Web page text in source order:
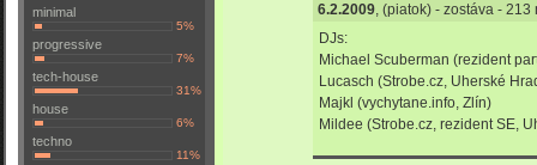
minimal
5%
progressive
7%
tech-house
31%
house
6%
techno
11%
6.2.2009, (piatok) - zostáva - 213
DJs:
Michael Scuberman (rezident
Lucasch (Strobe.cz, Uherské
Majkl (vychytane.info, Zlín)
Mildee (Strobe.cz, rezident SE,